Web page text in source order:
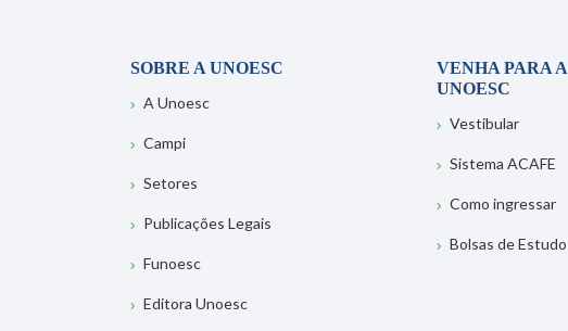
SOBRE A UNOESC
A Unoesc
Campi
Setores
Publicações Legais
Funoesc
Editora Unoesc
VENHA PARA A
UNOESC
Vestibular
Sistema ACAFE
Como ingressar
Bolsas de Estudo